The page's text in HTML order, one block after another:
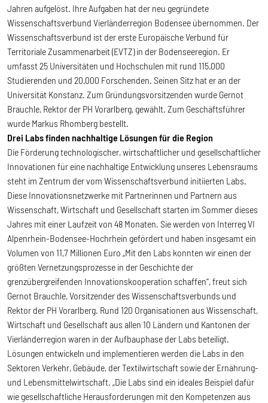
Jahren aufgelöst. Ihre Aufgaben hat der neu gegründete
Wissenschaftsverbund Vierländerregion Bodensee übernommen. Der
Wissenschaftsverbund ist der erste Europäische Verbund für
Territoriale Zusammenarbeit (EVTZ) in der Bodenseeregion. Er
umfasst 25 Universitäten und Hochschulen mit rund 115.000
Studierenden und 20.000 Forschenden. Seinen Sitz hat er an der
Universität Konstanz. Zum Gründungsvorsitzenden wurde Gernot
Brauchle, Rektor der PH Vorarlberg, gewählt. Zum Geschäftsführer
wurde Markus Rhomberg bestellt.
Drei Labs finden nachhaltige Lösungen für die Region
Die Förderung technologischer, wirtschaftlicher und gesellschaftlicher
Innovationen für eine nachhaltige Entwicklung unseres Lebensraums
steht im Zentrum der vom Wissenschaftsverbund initiierten Labs.
Diese Innovationsnetzwerke mit Partnerinnen und Partnern aus
Wissenschaft, Wirtschaft und Gesellschaft starten im Sommer dieses
Jahres mit einer Laufzeit von 48 Monaten. Sie werden von Interreg VI
Alpenrhein-Bodensee-Hochrhein gefördert und haben insgesamt ein
Volumen von 11,7 Millionen Euro „Mit den Labs konnten wir einen der
größten Vernetzungsprozesse in der Geschichte der
grenzübergreifenden Innovationskooperation schaffen“, freut sich
Gernot Brauchle, Vorsitzender des Wissenschaftsverbunds und
Rektor der PH Vorarlberg. Rund 120 Organisationen aus Wissenschaft,
Wirtschaft und Gesellschaft aus allen 10 Ländern und Kantonen der
Vierländerregion waren in der Aufbauphase der Labs beteiligt.
Lösungen entwickeln und implementieren werden die Labs in den
Sektoren Verkehr, Gebäude, der Textilwirtschaft sowie der Ernährung-
und Lebensmittelwirtschaft. „Die Labs sind ein ideales Beispiel dafür
wie gesellschaftliche Herausforderungen mit den Kompetenzen aus